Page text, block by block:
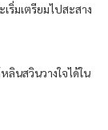
ริ่มเตรียมไปสะสาง
นสวินวางใจได้ใน